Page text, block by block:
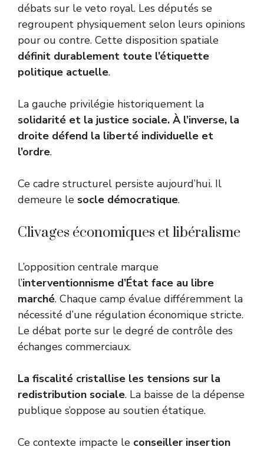
débats sur le veto royal. Les députés se
regroupent physiquement selon leurs opinions
pour ou contre. Cette disposition spatiale
définit durablement toute l’étiquette
politique actuelle.
La gauche privilégie historiquement la
solidarité et la justice sociale. À l’inverse, la
droite défend la liberté individuelle et
l’ordre.
Ce cadre structurel persiste aujourd’hui. Il
demeure le socle démocratique.
Clivages économiques et libéralisme
L’opposition centrale marque
l’interventionnisme d’État face au libre
marché. Chaque camp évalue différemment la
nécessité d’une régulation économique stricte.
Le débat porte sur le degré de contrôle des
échanges commerciaux.
La fiscalité cristallise les tensions sur la
redistribution sociale. La baisse de la dépense
publique s’oppose au soutien étatique.
Ce contexte impacte le conseiller insertion